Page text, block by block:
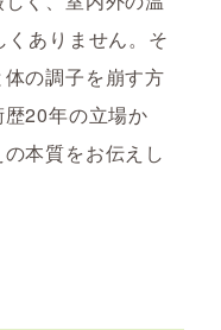
ありません。そ
の調子を崩す方
20年の立場か
本質をお伝えし